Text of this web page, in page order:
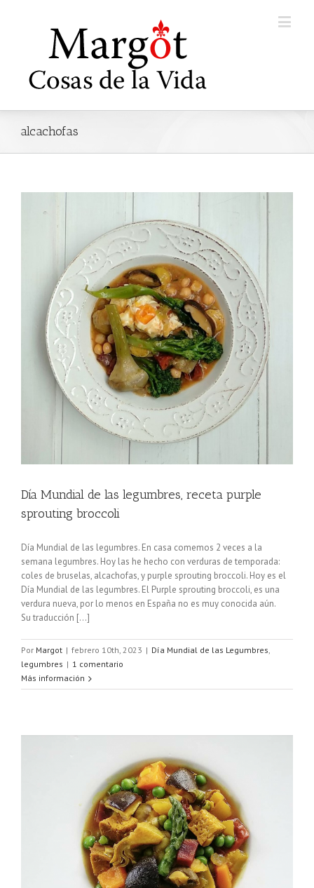
alcachofas
Día Mundial de las legumbres, receta purple
sprouting broccoli
Día Mundial de las legumbres. En casa comemos 2 veces a la
semana legumbres. Hoy las he hecho con verduras de temporada:
coles de bruselas, alcachofas, y purple sprouting broccoli. Hoy es el
Día Mundial de las legumbres. El Purple sprouting broccoli, es una
verdura nueva, por lo menos en España no es muy conocida aún.
Su traducción [...]
Por Margot | febrero 10th, 2023 | Día Mundial de las Legumbres,
legumbres | 1 comentario
Más información